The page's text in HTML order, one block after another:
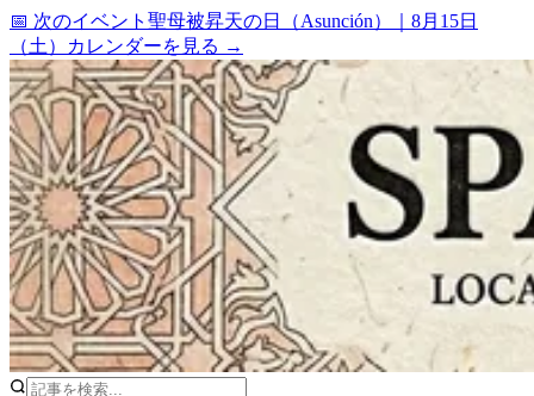
📅 次のイベント 聖母被昇天の日（Asunción）
8月15日
（土）
カレンダーを見る →